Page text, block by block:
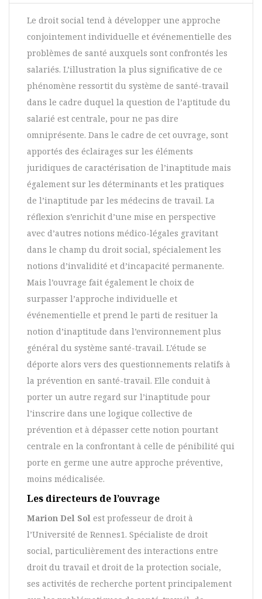
Le droit social tend à développer une approche
conjointement individuelle et événementielle des
problèmes de santé auxquels sont confrontés les
salariés. L’illustration la plus significative de ce
phénomène ressortit du système de santé-travail
dans le cadre duquel la question de l’aptitude du
salarié est centrale, pour ne pas dire
omniprésente. Dans le cadre de cet ouvrage, sont
apportés des éclairages sur les éléments
juridiques de caractérisation de l’inaptitude mais
également sur les déterminants et les pratiques
de l’inaptitude par les médecins de travail. La
réflexion s’enrichit d’une mise en perspective
avec d’autres notions médico-légales gravitant
dans le champ du droit social, spécialement les
notions d’invalidité et d’incapacité permanente.
Mais l’ouvrage fait également le choix de
surpasser l’approche individuelle et
événementielle et prend le parti de resituer la
notion d’inaptitude dans l’environnement plus
général du système santé-travail. L’étude se
déporte alors vers des questionnements relatifs à
la prévention en santé-travail. Elle conduit à
porter un autre regard sur l’inaptitude pour
l’inscrire dans une logique collective de
prévention et à dépasser cette notion pourtant
centrale en la confrontant à celle de pénibilité qui
porte en germe une autre approche préventive,
moins médicalisée.
Les directeurs de l’ouvrage
Marion Del Sol est professeur de droit à
l’Université de Rennes1. Spécialiste de droit
social, particulièrement des interactions entre
droit du travail et droit de la protection sociale,
ses activités de recherche portent principalement